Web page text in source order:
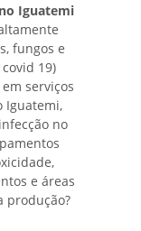
Iguatemi
fungos e
19)
serviços
Iguatemi,
no
e áreas
produção?